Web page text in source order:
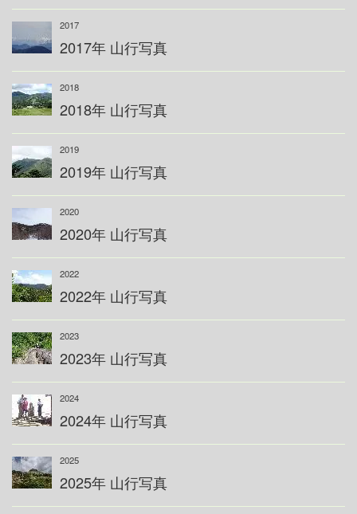
2017
2017年 山行写真
2018
2018年 山行写真
2019
2019年 山行写真
2020
2020年 山行写真
2022
2022年 山行写真
2023
2023年 山行写真
2024
2024年 山行写真
2025
2025年 山行写真